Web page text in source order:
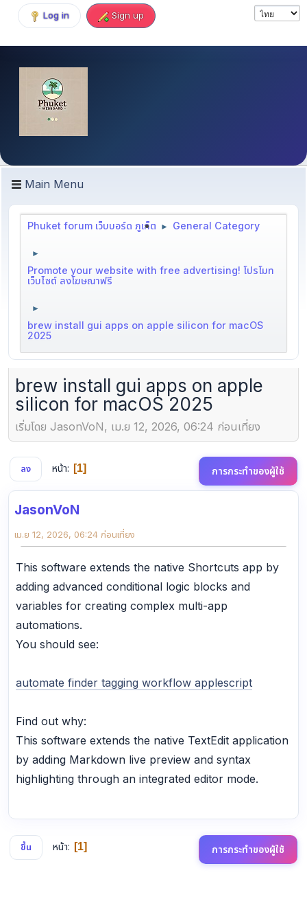
Log in Sign up
Main Menu
Phuket forum เว็บบอร์ด ภูเก็ต ► General Category
►
Promote your website with free advertising! โปรโมท
เว็บไซต์ ลงโฆษณาฟรี
►
brew install gui apps on apple silicon for macOS
2025
brew install gui apps on apple
silicon for macOS 2025
เริ่มโดย JasonVoN, เม.ย 12, 2026, 06:24 ก่อนเที่ยง
ลง หน้า 1 การกระทำของผู้ใช้
JasonVoN
เม.ย 12, 2026, 06:24 ก่อนเที่ยง
This software extends the native Shortcuts app by
adding advanced conditional logic blocks and
variables for creating complex multi-app
automations.
You should see:
automate finder tagging workflow applescript
Find out why:
This software extends the native TextEdit application
by adding Markdown live preview and syntax
highlighting through an integrated editor mode.
ขึ้น หน้า 1 การกระทำของผู้ใช้